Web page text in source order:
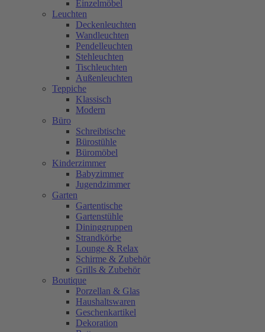
Einzelmöbel
Leuchten
Deckenleuchten
Wandleuchten
Pendelleuchten
Stehleuchten
Tischleuchten
Außenleuchten
Teppiche
Klassisch
Modern
Büro
Schreibtische
Bürostühle
Büromöbel
Kinderzimmer
Babyzimmer
Jugendzimmer
Garten
Gartentische
Gartenstühle
Dininggruppen
Strandkörbe
Lounge & Relax
Schirme & Zubehör
Grills & Zubehör
Boutique
Porzellan & Glas
Haushaltswaren
Geschenkartikel
Dekoration